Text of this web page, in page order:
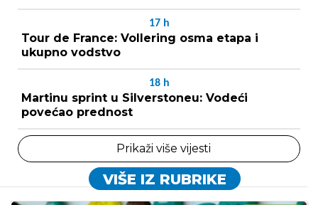
17 h
Tour de France: Vollering osma etapa i
ukupno vodstvo
18 h
Martinu sprint u Silverstoneu: Vodeći
povećao prednost
Prikaži više vijesti
VIŠE IZ RUBRIKE